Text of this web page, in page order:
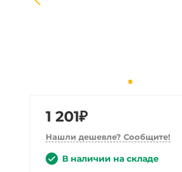
1 201₽
Нашли дешевле? Сообщите!
В наличии на складе